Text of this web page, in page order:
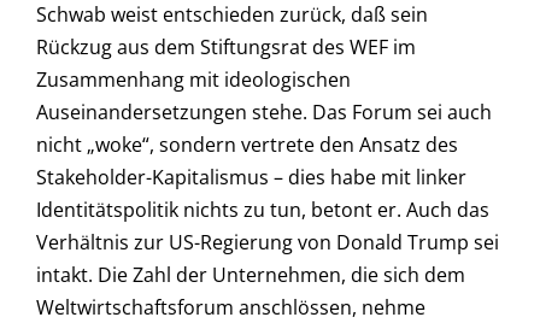
Schwab weist entschieden zurück, daß sein
Rückzug aus dem Stiftungsrat des WEF im
Zusammenhang mit ideologischen
Auseinandersetzungen stehe. Das Forum sei auch
nicht „woke“, sondern vertrete den Ansatz des
Stakeholder-Kapitalismus – dies habe mit linker
Identitätspolitik nichts zu tun, betont er. Auch das
Verhältnis zur US-Regierung von Donald Trump sei
intakt. Die Zahl der Unternehmen, die sich dem
Weltwirtschaftsforum anschlössen, nehme